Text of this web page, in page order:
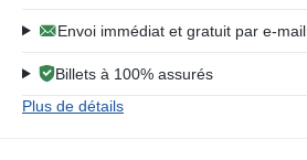
Envoi immédiat et gratuit par e-mail
Billets à 100% assurés
Plus de détails